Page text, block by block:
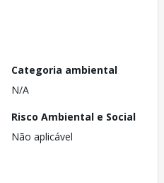
Categoria ambiental
N/A
Risco Ambiental e Social
Não aplicável